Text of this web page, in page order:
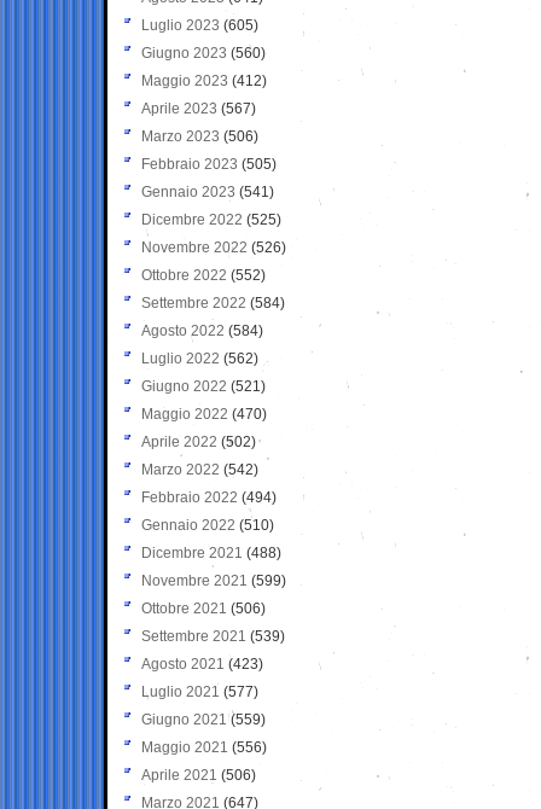
Luglio 2023 (605)
Giugno 2023 (560)
Maggio 2023 (412)
Aprile 2023 (567)
Marzo 2023 (506)
Febbraio 2023 (505)
Gennaio 2023 (541)
Dicembre 2022 (525)
Novembre 2022 (526)
Ottobre 2022 (552)
Settembre 2022 (584)
Agosto 2022 (584)
Luglio 2022 (562)
Giugno 2022 (521)
Maggio 2022 (470)
Aprile 2022 (502)
Marzo 2022 (542)
Febbraio 2022 (494)
Gennaio 2022 (510)
Dicembre 2021 (488)
Novembre 2021 (599)
Ottobre 2021 (506)
Settembre 2021 (539)
Agosto 2021 (423)
Luglio 2021 (577)
Giugno 2021(559)
Maggio 2021 (556)
Aprile 2021 (506)
Marzo 2021 (647)